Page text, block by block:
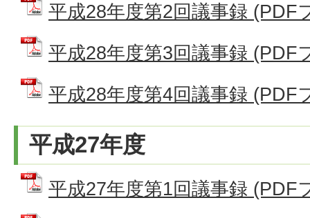
平成28年度第2回議事録 (PDF
平成28年度第3回議事録 (PDF
平成28年度第4回議事録 (PDF
平成27年度
平成27年度第1回議事録 (PDF